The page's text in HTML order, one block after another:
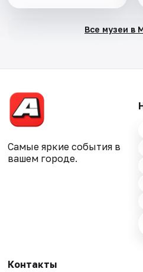
Все музеи в
Самые яркие события в
вашем городе.
Контакты